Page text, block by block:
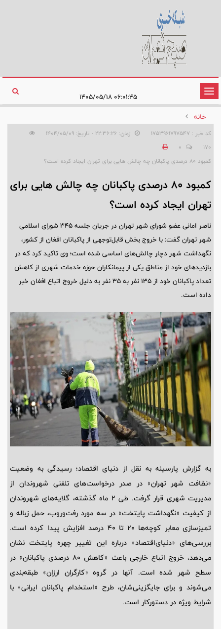
تغییر
وضعیت
ناوبری
خانه
کد خبر : 1753961797547
زمان: ۲۲:۳۶:۲۶ - تاریخ: ۱۴۰۴/۰۵/۰۹
170
0
کمبود ۸۰ درصدی پاکبانان چه چالش هایی برای تهران ایجاد کرده است؟
کمبود ۸۰ درصدی پاکبانان چه چالش هایی برای
تهران ایجاد کرده است؟
ناصر امانی عضو شورای شهر تهران در جریان جلسه 345 شورای اسلامی
شهر تهران گفت: با خروج بخش قابل‌توجهی از پاکبانان افغان از کشور،
نگهداشت شهر دچار چالش‌های اساسی شده است؛ وی تاکید کرد که در
بازدیدهای خود از مناطق یکی از پیمانکاران حوزه خدمات شهری از کاهش
تعداد پاکبانان خود از 135 نفر به 35 نفر به دلیل خروج اتباع افغان خبر
داده است.
به گزارش پارسینه به نقل از دنیای اقتصاد؛ رسیدگی به وضعیت
«نظافت شهر تهران» در صدر درخواست‌های تلفنی شهروندان از
مدیریت شهری قرار گرفت. طی 2 ماه گذشته، گلایه‌های شهروندان
از کیفیت «نگهداشت پایتخت» در سه مورد رفت‌وروب، حمل زباله و
تمیزسازی معابر کوچه‌ها 20 تا 40 درصد افزایش پیدا کرده است.
بررسی‌های «دنیای‌اقتصاد» درباره این تغییر چهره پایتخت نشان
می‌دهد، خروج اتباع خارجی باعث «کاهش 80 درصدی پاکبانان» در
سطح شهر شده است. آنها در گروه «کارگران ارزان» طبقه‌بندی
می‌شوند و برای جایگزینی‌شان، طرح «استخدام پاکبانان ایرانی» با
شرایط ویژه در دستورکار است.